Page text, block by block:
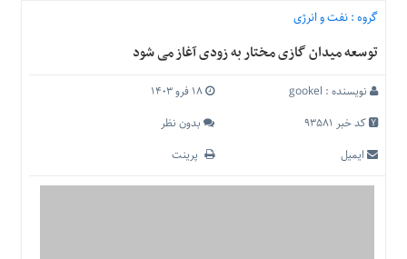
درباره
منوی
اصلی
خانه
گروه :نفت و انرژی
توسعه میدان گازی مختار به زودی آغاز می شود
نویسنده : gookel
۱۸ فرو ۱۴۰۳
کد خبر 93581
بدون نظر
ایمیل
پرینت